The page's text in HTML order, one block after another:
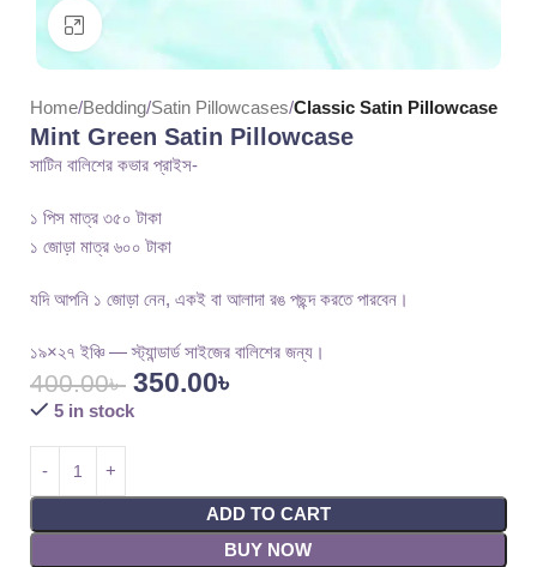
Home Bedding Satin Pillowcases Classic Satin Pillowcase
Mint Green Satin Pillowcase
সাটিন বালিশের কভার প্রাইস-
১ পিস মাত্র ৩৫০ টাকা
১ জোড়া মাত্র ৬০০ টাকা
যদি আপনি ১ জোড়া নেন, একই বা আলাদা রঙ পছন্দ করতে পারবেন।
১৯×২৭ ইঞ্চি — স্ট্যান্ডার্ড সাইজের বালিশের জন্য।
400.00৳ 350.00৳
5 in stock
ADD TO CART
BUY NOW